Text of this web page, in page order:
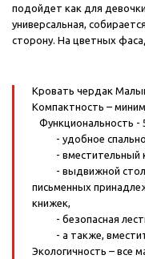
подойдет как для
универсальная,
сторону. На цветных
Кровать чердак
Компактность –
Функциональность -
- удобное
- вместительный
- выдвижной
письменных
книжек,
- безопасная
- а также,
Экологичность – все